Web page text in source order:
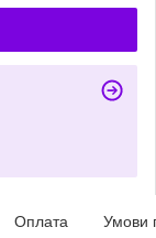
Оплата Умови